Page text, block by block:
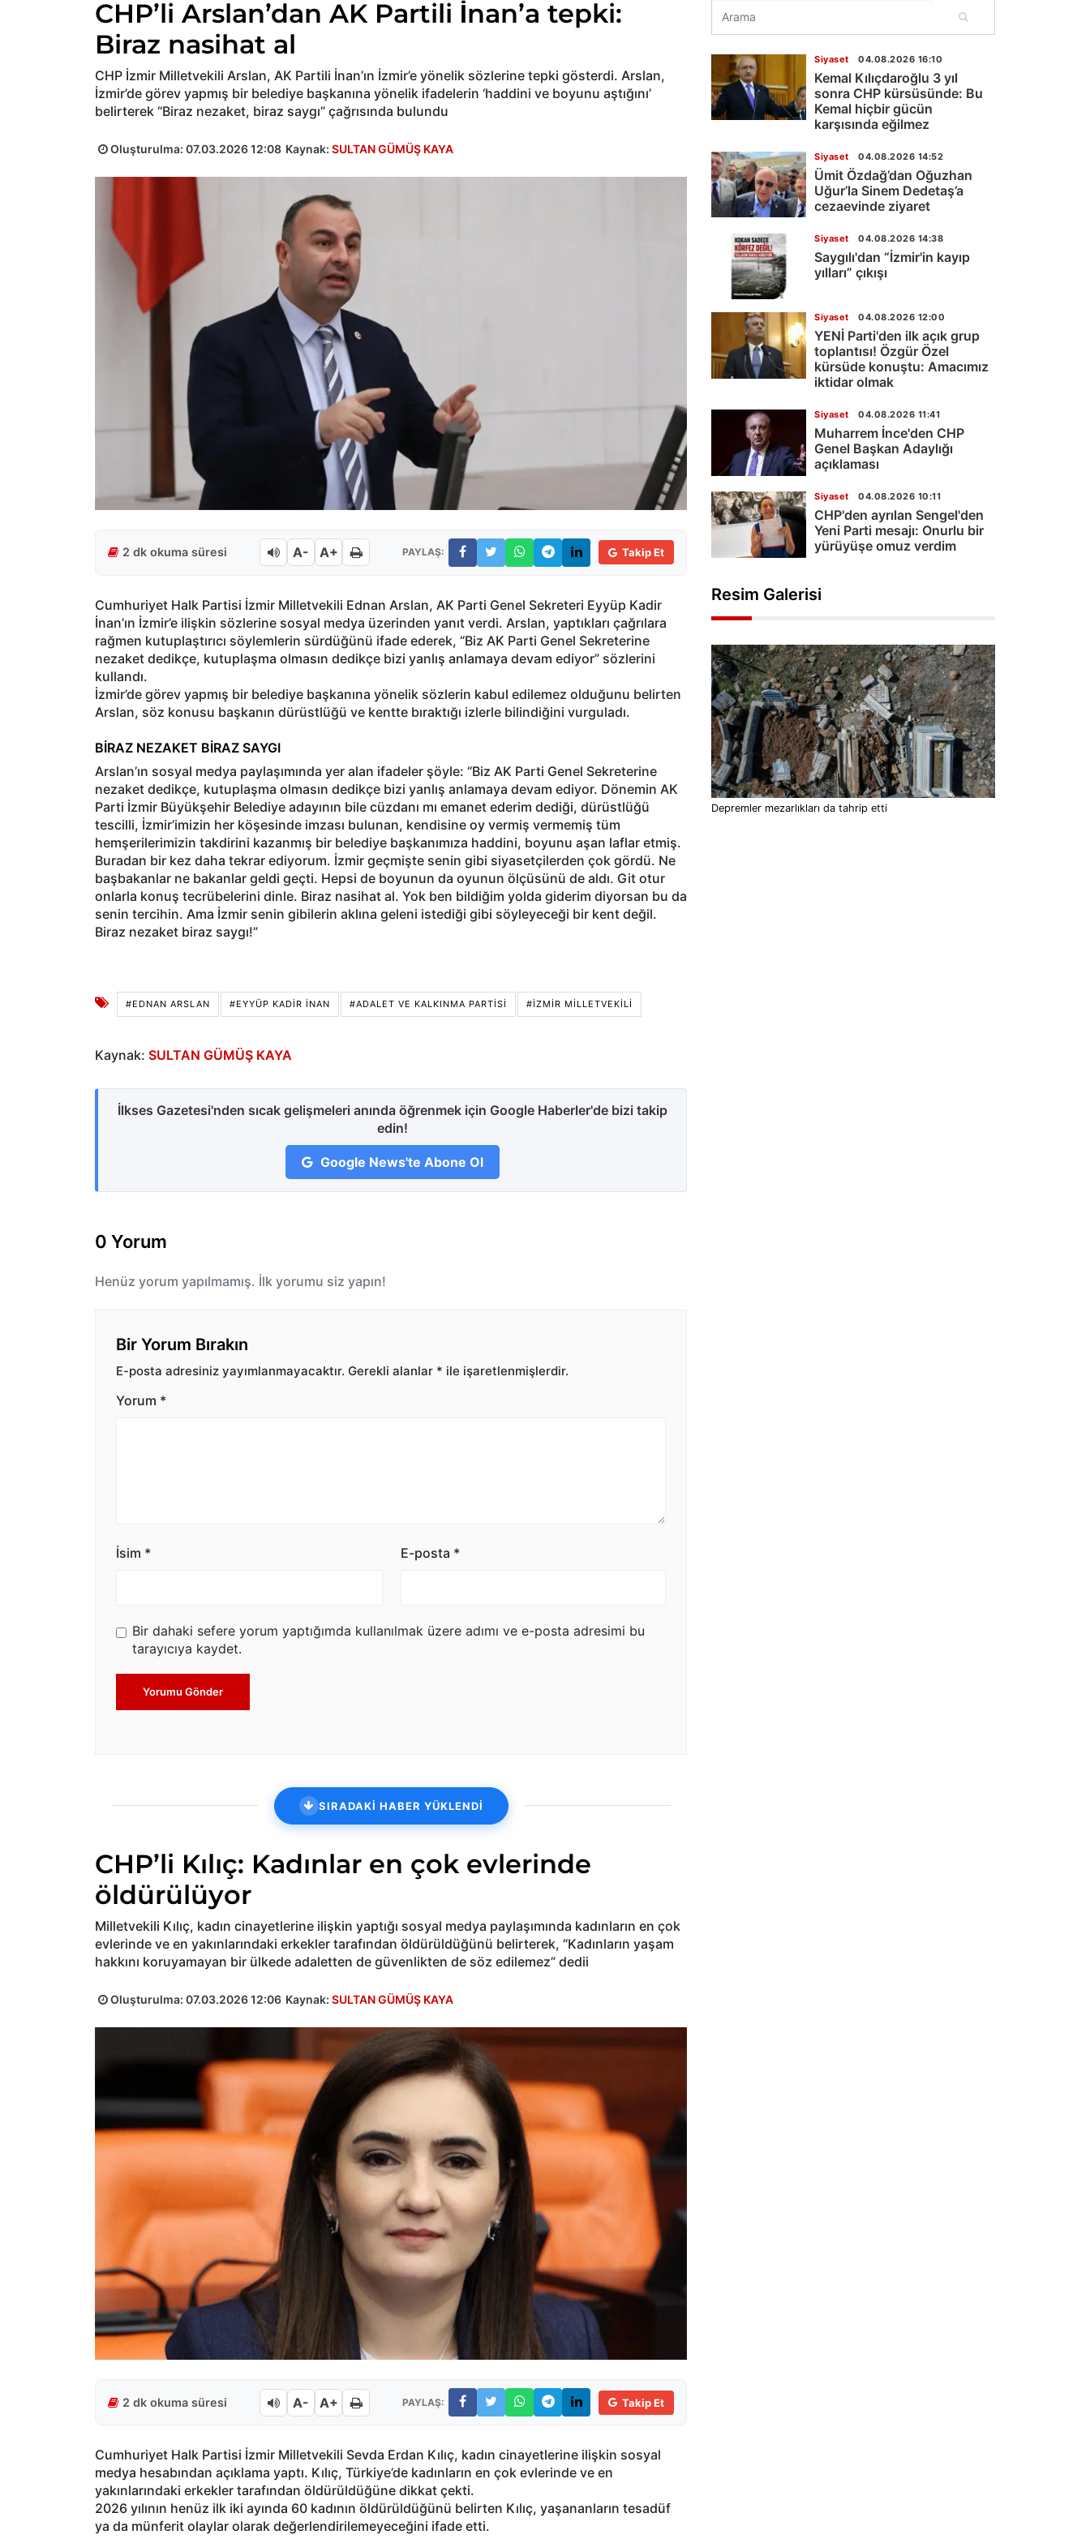
CHP’li Arslan’dan AK Partili İnan’a tepki:
Biraz nasihat al
CHP İzmir Milletvekili Arslan, AK Partili İnan’ın İzmir’e yönelik sözlerine tepki gösterdi. Arslan,
İzmir’de görev yapmış bir belediye başkanına yönelik ifadelerin ‘haddini ve boyunu aştığını’
belirterek “Biraz nezaket, biraz saygı” çağrısında bulundu
Oluşturulma: 07.03.2026 12:08 Kaynak: SULTAN GÜMÜŞ KAYA
2 dk okuma süresi A- A+ PAYLAŞ: Takip Et
Cumhuriyet Halk Partisi İzmir Milletvekili Ednan Arslan, AK Parti Genel Sekreteri Eyyüp Kadir
İnan’ın İzmir’e ilişkin sözlerine sosyal medya üzerinden yanıt verdi. Arslan, yaptıkları çağrılara
rağmen kutuplaştırıcı söylemlerin sürdüğünü ifade ederek, “Biz AK Parti Genel Sekreterine
nezaket dedikçe, kutuplaşma olmasın dedikçe bizi yanlış anlamaya devam ediyor” sözlerini
kullandı.
İzmir’de görev yapmış bir belediye başkanına yönelik sözlerin kabul edilemez olduğunu belirten
Arslan, söz konusu başkanın dürüstlüğü ve kentte bıraktığı izlerle bilindiğini vurguladı.
BİRAZ NEZAKET BİRAZ SAYGI
Arslan’ın sosyal medya paylaşımında yer alan ifadeler şöyle: “Biz AK Parti Genel Sekreterine
nezaket dedikçe, kutuplaşma olmasın dedikçe bizi yanlış anlamaya devam ediyor. Dönemin AK
Parti İzmir Büyükşehir Belediye adayının bile cüzdanı mı emanet ederim dediği, dürüstlüğü
tescilli, İzmir’imizin her köşesinde imzası bulunan, kendisine oy vermiş vermemiş tüm
hemşerilerimizin takdirini kazanmış bir belediye başkanımıza haddini, boyunu aşan laflar etmiş.
Buradan bir kez daha tekrar ediyorum. İzmir geçmişte senin gibi siyasetçilerden çok gördü. Ne
başbakanlar ne bakanlar geldi geçti. Hepsi de boyunun da oyunun ölçüsünü de aldı. Git otur
onlarla konuş tecrübelerini dinle. Biraz nasihat al. Yok ben bildiğim yolda giderim diyorsan bu da
senin tercihin. Ama İzmir senin gibilerin aklına geleni istediği gibi söyleyeceği bir kent değil.
Biraz nezaket biraz saygı!”
#EDNAN ARSLAN #EYYÜP KADIR İNAN #ADALET VE KALKINMA PARTISI #İZMIR MILLETVEKILI
Kaynak: SULTAN GÜMÜŞ KAYA
İlkses Gazetesi'nden sıcak gelişmeleri anında öğrenmek için Google Haberler'de bizi takip
edin!
Google News'te Abone Ol
0 Yorum
Henüz yorum yapılmamış. İlk yorumu siz yapın!
Bir Yorum Bırakın
E-posta adresiniz yayımlanmayacaktır. Gerekli alanlar * ile işaretlenmişlerdir.
Yorum *
İsim * E-posta *
Bir dahaki sefere yorum yaptığımda kullanılmak üzere adımı ve e-posta adresimi bu
tarayıcıya kaydet.
Yorumu Gönder
SIRADAKİ HABER YÜKLENDİ
CHP’li Kılıç: Kadınlar en çok evlerinde
öldürülüyor
Milletvekili Kılıç, kadın cinayetlerine ilişkin yaptığı sosyal medya paylaşımında kadınların en çok
evlerinde ve en yakınlarındaki erkekler tarafından öldürüldüğünü belirterek, “Kadınların yaşam
hakkını koruyamayan bir ülkede adaletten de güvenlikten de söz edilemez” dedii
Oluşturulma: 07.03.2026 12:06 Kaynak: SULTAN GÜMÜŞ KAYA
2 dk okuma süresi A- A+ PAYLAŞ: Takip Et
Cumhuriyet Halk Partisi İzmir Milletvekili Sevda Erdan Kılıç, kadın cinayetlerine ilişkin sosyal
medya hesabından açıklama yaptı. Kılıç, Türkiye’de kadınların en çok evlerinde ve en
yakınlarındaki erkekler tarafından öldürüldüğüne dikkat çekti.
2026 yılının henüz ilk iki ayında 60 kadının öldürüldüğünü belirten Kılıç, yaşananların tesadüf
ya da münferit olaylar olarak değerlendirilemeyeceğini ifade etti.
Siyaset 04.08.2026 16:10
Kemal Kılıçdaroğlu 3 yıl
sonra CHP kürsüsünde: Bu
Kemal hiçbir gücün
karşısında eğilmez
Siyaset 04.08.2026 14:52
Ümit Özdağ’dan Oğuzhan
Uğur’la Sinem Dedetaş’a
cezaevinde ziyaret
Siyaset 04.08.2026 14:38
Saygılı'dan “İzmir'in kayıp
yılları” çıkışı
Siyaset 04.08.2026 12:00
YENİ Parti'den ilk açık grup
toplantısı! Özgür Özel
kürsüde konuştu: Amacımız
iktidar olmak
Siyaset 04.08.2026 11:41
Muharrem İnce'den CHP
Genel Başkan Adaylığı
açıklaması
Siyaset 04.08.2026 10:11
CHP'den ayrılan Sengel'den
Yeni Parti mesajı: Onurlu bir
yürüyüşe omuz verdim
Resim Galerisi
Depremler mezarlıkları da tahrip etti